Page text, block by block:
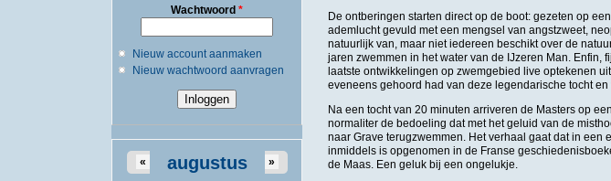
Wachtwoord *
Nieuw account aanmaken
Nieuw wachtwoord aanvragen
augustus
« »
De ontberingen starten direct op de boot: gezeten op
ademlucht gevuld met een mengsel van angstzweet,
natuurlijk van, maar niet iedereen beschikt over de
jaren zwemmen in het water van de IJzeren Man. Enfin,
laatste ontwikkelingen op zwemgebied live optekenen
eveneens gehoord had van deze legendarische tocht
Na een tocht van 20 minuten arriveren de Masters op
normaliter de bedoeling dat met het geluid van de
naar Grave terugzwemmen. Het verhaal gaat dat in
inmiddels is opgenomen in de Franse
de Maas. Een geluk bij een ongelukje.